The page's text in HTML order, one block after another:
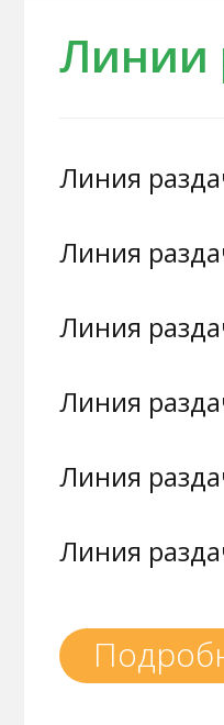
Линии
Линия
Линия
Линия
Линия
Линия
Линия